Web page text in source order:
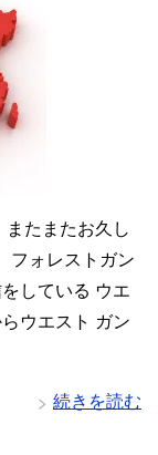
またまたお久し
フォレストガン
している ウエ
ウエスト ガン
続きを読む